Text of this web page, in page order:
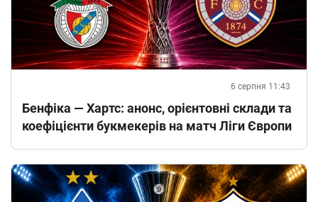
6 серпня 11:43
Бенфіка — Хартс: анонс, орієнтовні склади та
коефіцієнти букмекерів на матч Ліги Європи